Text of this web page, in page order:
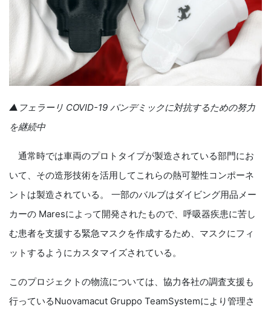
▲フェラーリ COVID-19 パンデミックに対抗するための努力
を継続中
通常時では車両のプロトタイプが製造されている部門にお
いて、その造形技術を活用してこれらの熱可塑性コンポーネ
ントは製造されている。 一部のバルブはダイビング用品メー
カーの Maresによって開発されたもので、呼吸器疾患に苦し
む患者を支援する緊急マスクを作成するため、マスクにフィ
ットするようにカスタマイズされている。
このプロジェクトの物流については、協力各社の調査支援も
行っているNuovamacut Gruppo TeamSystemにより管理さ